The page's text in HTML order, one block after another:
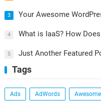
3 Your Awesome
4 What is IaaS? How
5 Just Another Featured
Tags
Ads AdWords Awesome